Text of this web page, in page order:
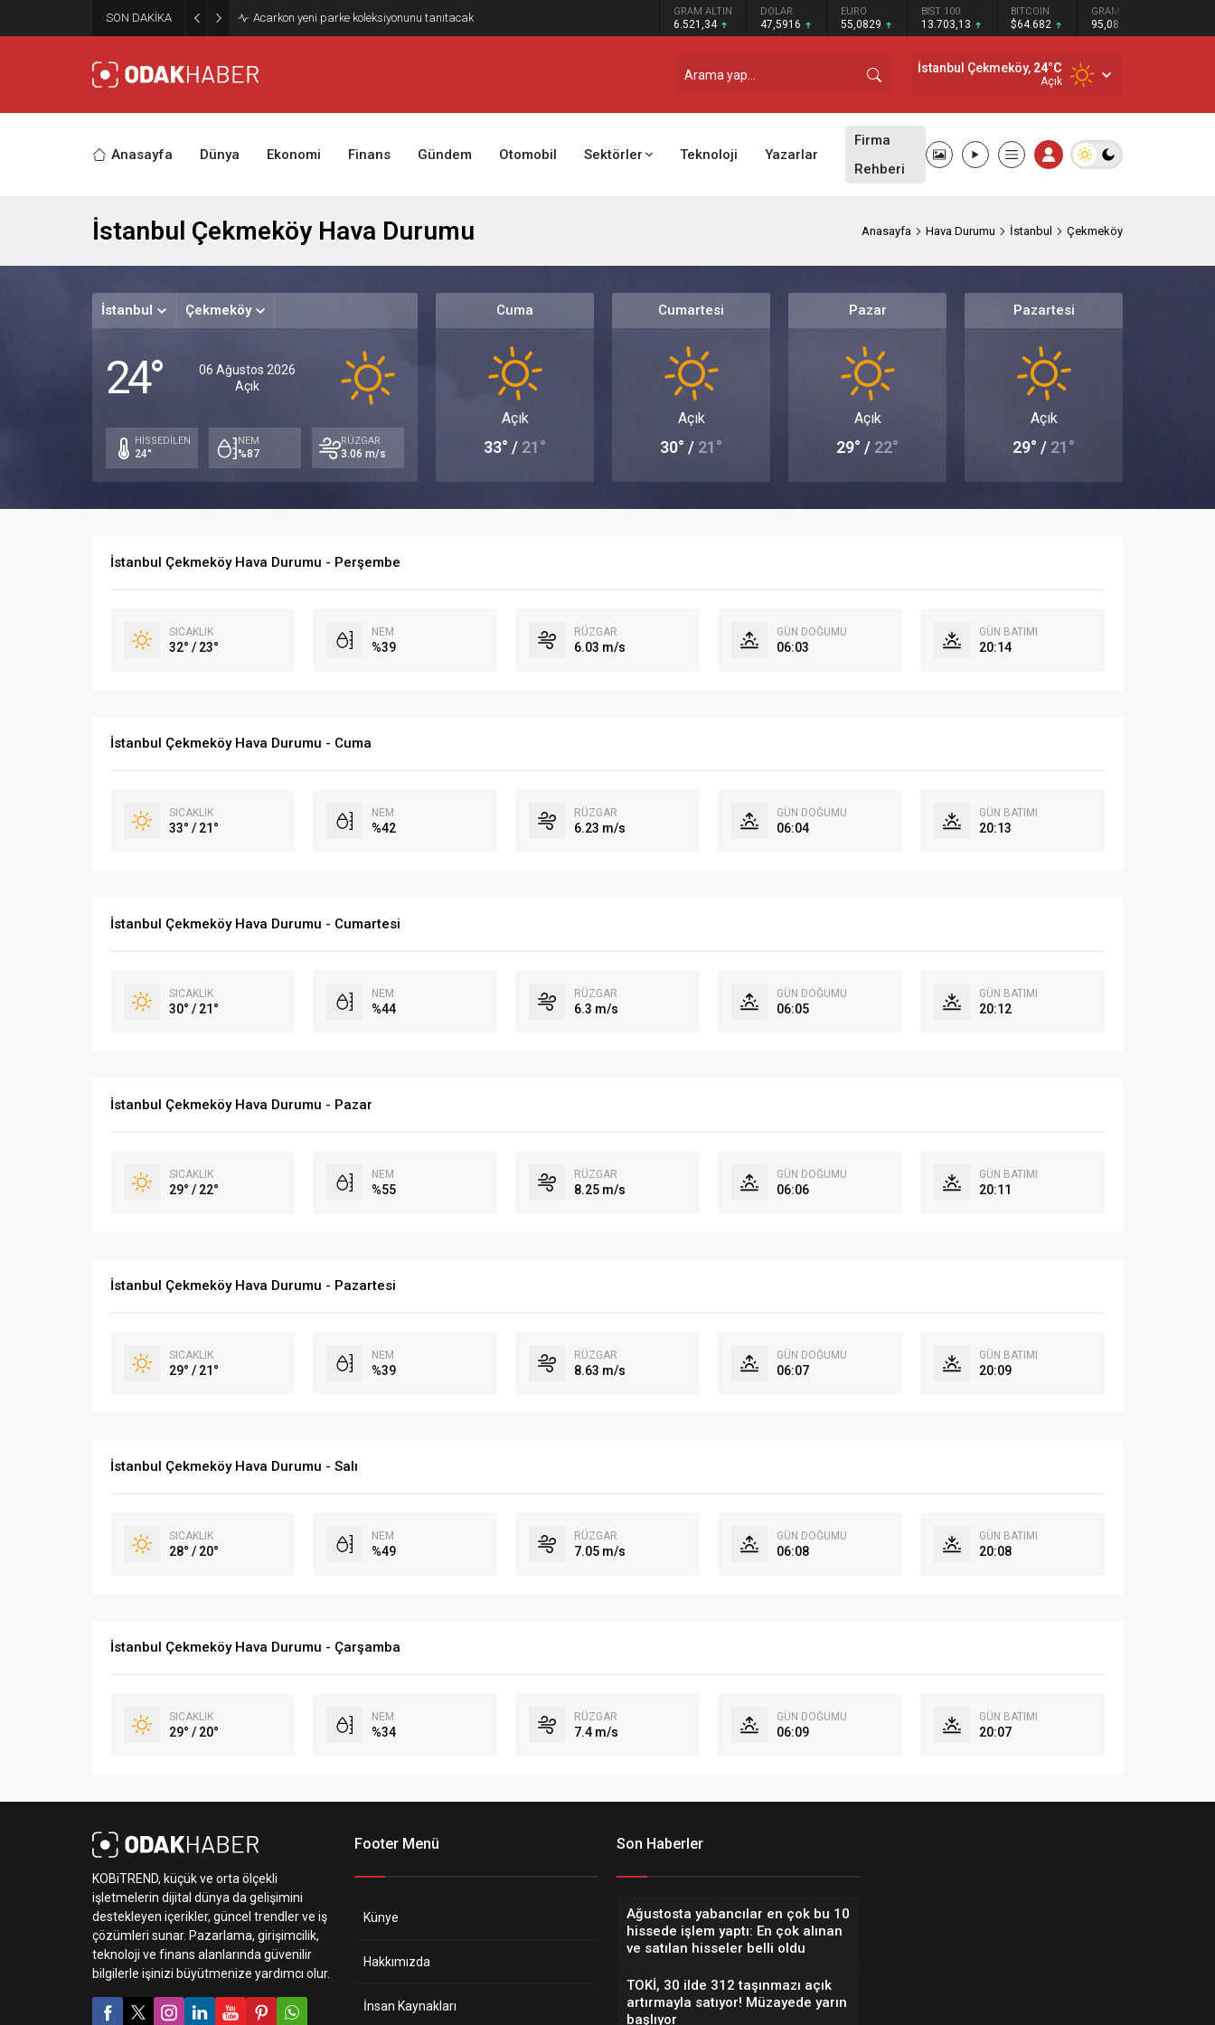
SON DAKİKA Bilişim Zirvesi 2025 güvenlik temalı etkinliğiyle sektör temsilcilerini buluşturdu DOLAR
47,5916
EURO
55,0829
BIST 100
13.703,13
BITCOIN
$64.682
GRAM GÜMÜŞ
95,08
BITCOIN
$64609
İstanbul Çekmeköy, 24°C
Açık
Anasayfa Dünya Ekonomi Finans Gündem Otomobil Sektörler Teknoloji Yazarlar
Firma
Rehberi
İstanbul Çekmeköy Hava Durumu Anasayfa Hava Durumu İstanbul Çekmeköy
İstanbul Çekmeköy
24°
06 Ağustos 2026
Açık
HİSSEDİLEN
24°
NEM
%87
RÜZGAR
3.06 m/s
Cuma
Açık
33° / 21°
Cumartesi
Açık
30° / 21°
Pazar
Açık
29° / 22°
Pazartesi
Açık
29° / 21°
İstanbul Çekmeköy Hava Durumu - Perşembe
SICAKLIK
32° / 23°
NEM
%39
RÜZGAR
6.03 m/s
GÜN DOĞUMU
06:03
GÜN BATIMI
20:14
İstanbul Çekmeköy Hava Durumu - Cuma
SICAKLIK
33° / 21°
NEM
%42
RÜZGAR
6.23 m/s
GÜN DOĞUMU
06:04
GÜN BATIMI
20:13
İstanbul Çekmeköy Hava Durumu - Cumartesi
SICAKLIK
30° / 21°
NEM
%44
RÜZGAR
6.3 m/s
GÜN DOĞUMU
06:05
GÜN BATIMI
20:12
İstanbul Çekmeköy Hava Durumu - Pazar
SICAKLIK
29° / 22°
NEM
%55
RÜZGAR
8.25 m/s
GÜN DOĞUMU
06:06
GÜN BATIMI
20:11
İstanbul Çekmeköy Hava Durumu - Pazartesi
SICAKLIK
29° / 21°
NEM
%39
RÜZGAR
8.63 m/s
GÜN DOĞUMU
06:07
GÜN BATIMI
20:09
İstanbul Çekmeköy Hava Durumu - Salı
SICAKLIK
28° / 20°
NEM
%49
RÜZGAR
7.05 m/s
GÜN DOĞUMU
06:08
GÜN BATIMI
20:08
İstanbul Çekmeköy Hava Durumu - Çarşamba
SICAKLIK
29° / 20°
NEM
%34
RÜZGAR
7.4 m/s
GÜN DOĞUMU
06:09
GÜN BATIMI
20:07
KOBiTREND, küçük ve orta ölçekli
işletmelerin dijital dünya da gelişimini
destekleyen içerikler, güncel trendler ve iş
çözümleri sunar. Pazarlama, girişimcilik,
teknoloji ve finans alanlarında güvenilir
bilgilerle işinizi büyütmenize yardımcı olur.
Footer Menü
Künye
Hakkımızda
İnsan Kaynakları
Son Haberler
Ağustosta yabancılar en çok bu 10
hissede işlem yaptı: En çok alınan
ve satılan hisseler belli oldu
TOKİ, 30 ilde 312 taşınmazı açık
artırmayla satıyor! Müzayede yarın
başlıyor